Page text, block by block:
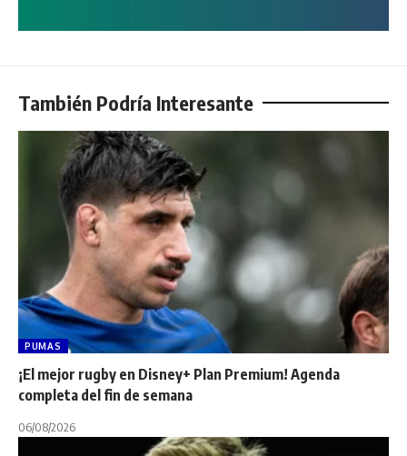
También Podría Interesante
PUMAS
¡El mejor rugby en Disney+ Plan Premium! Agenda
completa del fin de semana
06/08/2026